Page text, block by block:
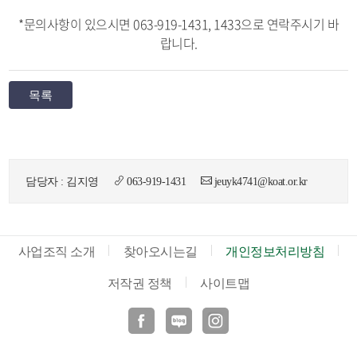
*문의사항이 있으시면 063-919-1431, 1433으로 연락주시기 바
랍니다.
목록
담당자 : 김지영 063-919-1431 jeuyk4741@koat.or.kr
사업조직 소개 찾아오시는길 개인정보처리방침
저작권 정책 사이트맵
인스타